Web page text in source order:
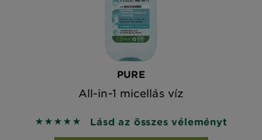
PURE
All-in-1 micellás víz
5 out of 5 stars based on reviews
Lásd az összes véleményt